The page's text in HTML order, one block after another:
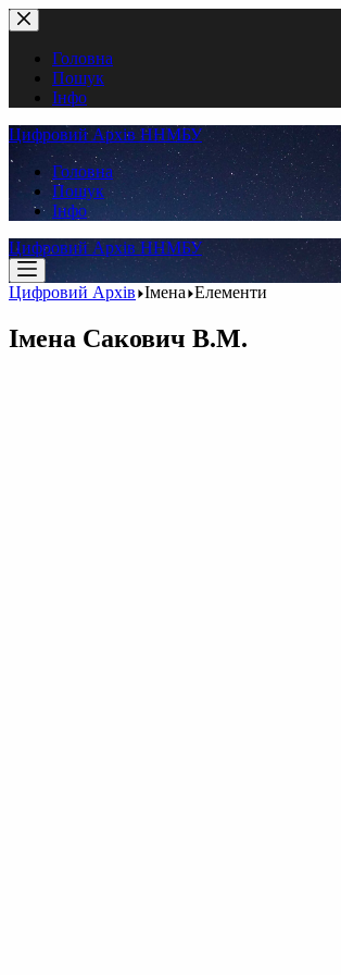
Перейти
до
вмістуГоловна
Пошук
Інфо
Цифровий Архів ННМБУ
Головна
Пошук
Інфо
Цифровий Архів ННМБУ
Цифровий Архів Імена Елементи
Імена Сакович В.М.